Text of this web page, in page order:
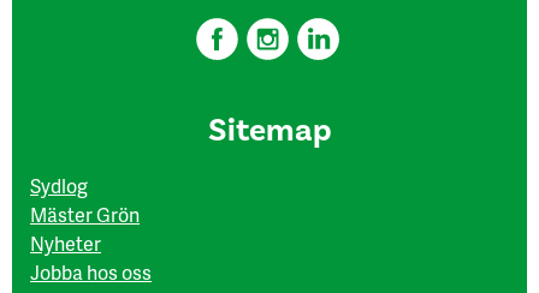
Sitemap
Sydlog
Mäster Grön
Nyheter
Jobba hos oss